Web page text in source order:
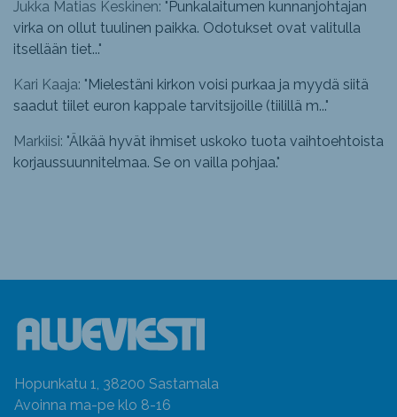
Jukka Matias Keskinen: "Punkalaitumen kunnanjohtajan
virka on ollut tuulinen paikka. Odotukset ovat valitulla
itsellään tiet..."
Kari Kaaja: "Mielestäni kirkon voisi purkaa ja myydä siitä
saadut tiilet euron kappale tarvitsijoille (tiilillä m..."
Markiisi: "Älkää hyvät ihmiset uskoko tuota vaihtoehtoista
korjaussuunnitelmaa. Se on vailla pohjaa."
Hopunkatu 1, 38200 Sastamala
Avoinna ma-pe klo 8-16